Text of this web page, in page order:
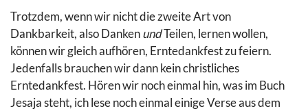
Trotzdem, wenn wir nicht die zweite Art von
Dankbarkeit, also DankenundTeilen, lernen wollen,
können wir gleich aufhören, Erntedankfest zu feiern.
Jedenfalls brauchen wir dann kein christliches
Erntedankfest. Hören wir noch einmal hin, was im Buch
Jesaja steht, ich lese noch einmal einige Verse aus dem